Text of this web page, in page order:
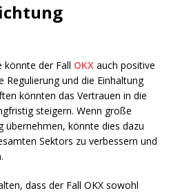
könnte der Fall OKX auch positive
Regulierung und die Einhaltung
könnten das Vertrauen in die
steigern. Wenn große
übernehmen, könnte dies dazu
Sektors zu verbessern und
dass der Fall OKX sowohl